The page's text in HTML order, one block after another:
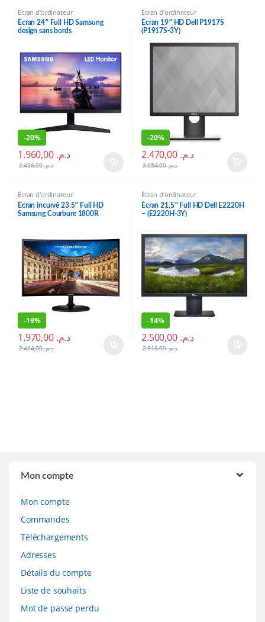
Écran d'ordinateur
Écran 24″ Full HD Samsung
design sans bords
-20%
د.م. 1.960,00
د.م.2.436,00
Écran d'ordinateur
Écran 19″ HD Dell P1917S
(P1917S-3Y)
-20%
د.م. 2.470,00
د.م.3.084,00
Écran d'ordinateur
Écran incurvé 23.5″ Full HD
Samsung Courbure 1800R
-19%
د.م. 1.970,00
د.م.2.424,00
Écran d'ordinateur
Écran 21,5″ Full HD Dell E2220H
– (E2220H-3Y)
-14%
د.م. 2.500,00
د.م.2.916,00
Mon compte
Mon compte
Commandes
Téléchargements
Adresses
Détails du compte
Liste de souhaits
Mot de passe perdu